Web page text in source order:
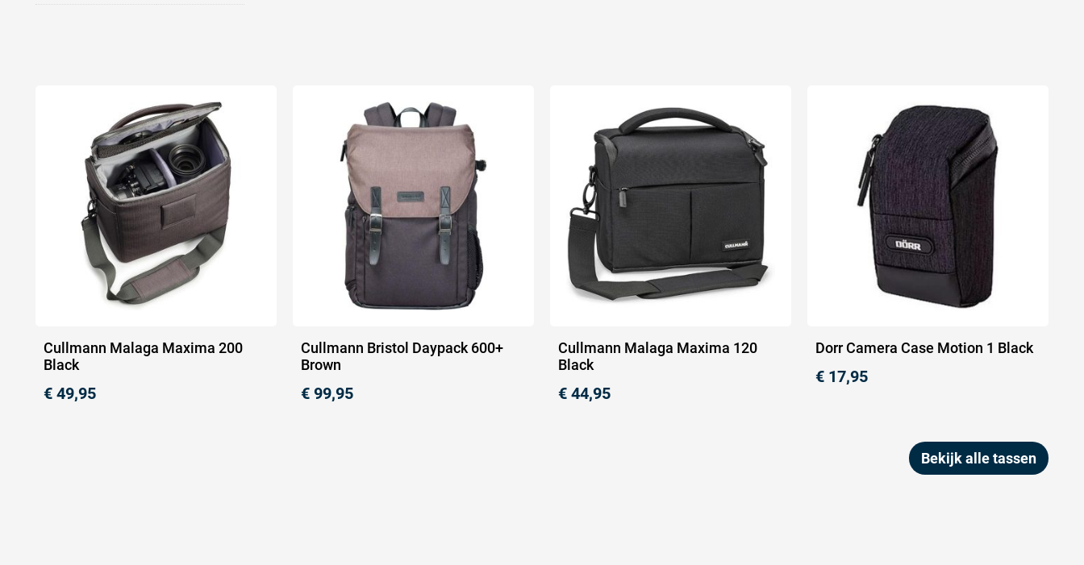
Cullmann Malaga Maxima 200
Black
€ 49,95
Cullmann Bristol Daypack 600+
Brown
€ 99,95
Cullmann Malaga Maxima 120
Black
€ 44,95
Dorr Camera Case Motion 1 Black
€ 17,95
Bekijk alle tassen